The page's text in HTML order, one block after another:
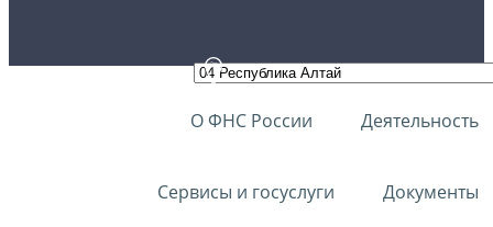
О ФНС России Деятельность
Сервисы и госуслуги Документы